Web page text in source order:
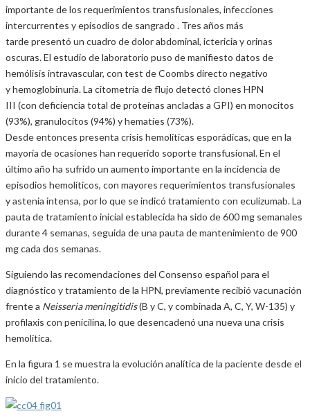
importante de los requerimientos transfusionales, infecciones
intercurrentes y episodios de sangrado . Tres años más
tarde presentó un cuadro de dolor abdominal, ictericia y orinas
oscuras. El estudio de laboratorio puso de manifiesto datos de
hemólisis intravascular, con test de Coombs directo negativo
y hemoglobinuria. La citometría de flujo detectó clones HPN
III (con deficiencia total de proteínas ancladas a GPI) en monocitos
(93%), granulocitos (94%) y hematíes (73%).
Desde entonces presenta crisis hemolíticas esporádicas, que en la
mayoría de ocasiones han requerido soporte transfusional. En el
último año ha sufrido un aumento importante en la incidencia de
episodios hemolíticos, con mayores requerimientos transfusionales
y astenia intensa, por lo que se indicó tratamiento con eculizumab. La
pauta de tratamiento inicial establecida ha sido de 600 mg semanales
durante 4 semanas, seguida de una pauta de mantenimiento de 900
mg cada dos semanas.
Siguiendo las recomendaciones del Consenso español para el
diagnóstico y tratamiento de la HPN, previamente recibió vacunación
frente a Neisseria meningitidis(B y C, y combinada A, C, Y, W-135) y
profilaxis con penicilina, lo que desencadenó una nueva una crisis
hemolítica.
En la figura 1 se muestra la evolución analítica de la paciente desde el
inicio del tratamiento.